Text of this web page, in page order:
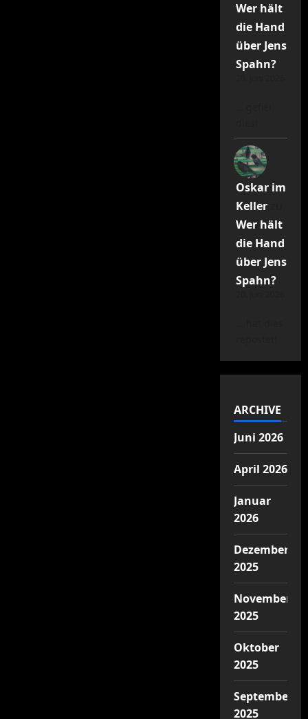
Wer hält
die Hand
über Jens
Spahn?
Oskar im
Kellerzu
Wer hält
die Hand
über Jens
Spahn?
ARCHIVE
Juni 2026
April 2026
Januar
2026
Dezember
2025
November
2025
Oktober
2025
September
2025